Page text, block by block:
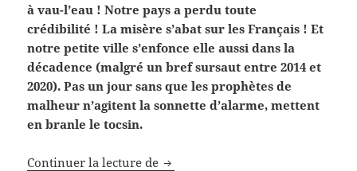
à vau-l’eau ! Notre pays a perdu toute
crédibilité ! La misère s’abat sur les Français ! Et
notre petite ville s’enfonce elle aussi dans la
décadence (malgré un bref sursaut entre 2014 et
2020). Pas un jour sans que les prophètes de
malheur n’agitent la sonnette d’alarme, mettent
en branle le tocsin.
Continuer la lecture de Les déconnétables du Déclin